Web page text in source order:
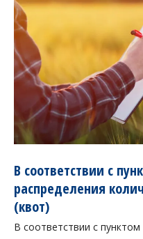
В соответствии с
распределения
(квот)
В соответствии с